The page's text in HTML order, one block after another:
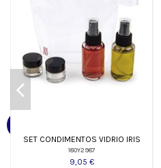
SET CONDIMENTOS VIDRIO IRIS
180Y2987
9,05 €